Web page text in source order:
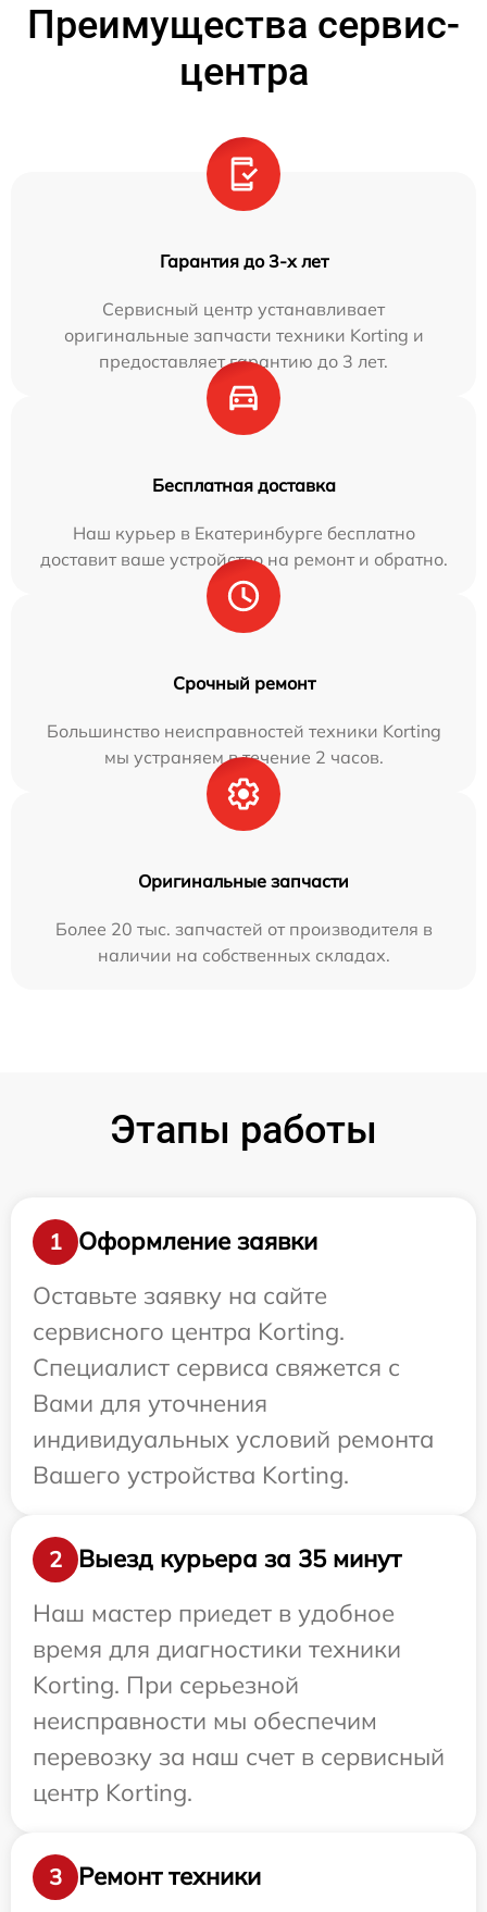
Преимущества сервис-
центра
Гарантия до 3-х лет
Сервисный центр устанавливает
оригинальные запчасти техники Korting и
предоставляет гарантию до 3 лет.
Бесплатная доставка
Наш курьер в Екатеринбурге бесплатно
доставит ваше устройство на ремонт и обратно.
Срочный ремонт
Большинство неисправностей техники Korting
мы устраняем в течение 2 часов.
Оригинальные запчасти
Более 20 тыс. запчастей от производителя в
наличии на собственных складах.
Этапы работы
1
Оформление заявки
Оставьте заявку на сайте
сервисного центра Korting.
Специалист сервиса свяжется с
Вами для уточнения
индивидуальных условий ремонта
Вашего устройства Korting.
2
Выезд курьера за 35 минут
Наш мастер приедет в удобное
время для диагностики техники
Korting. При серьезной
неисправности мы обеспечим
перевозку за наш счет в сервисный
центр Korting.
3 Ремонт техники